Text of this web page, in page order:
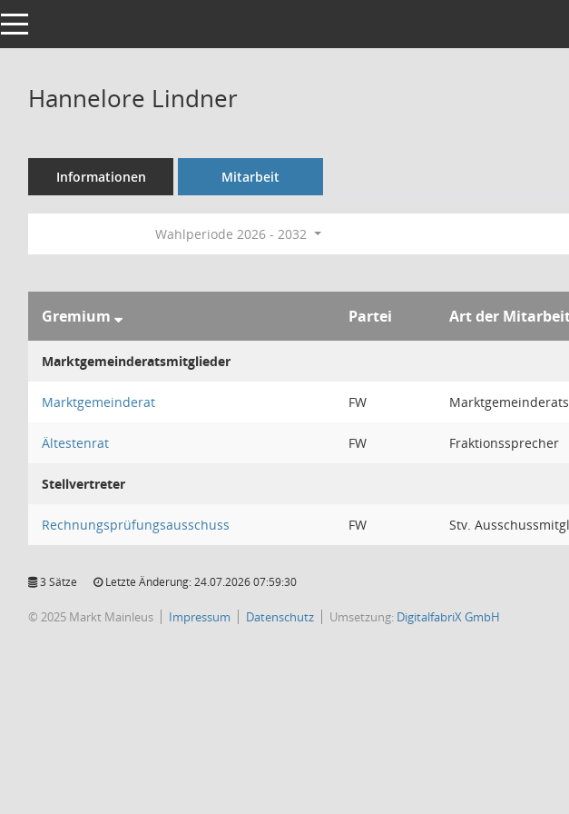
Toggle navigation
Hannelore Lindner
Informationen Mitarbeit
Wahlperiode 2026 - 2032
Gremium Partei Art der
Marktgemeinderatsmitglieder
Marktgemeinderat FW
Ältestenrat FW Fraktionssprecher
Stellvertreter
Rechnungsprüfungsausschuss FW Stv.
3 Sätze Letzte Änderung: 24.07.2026 07:59:30
© 2025 Markt Mainleus Impressum Datenschutz Umsetzung: DigitalfabriX GmbH